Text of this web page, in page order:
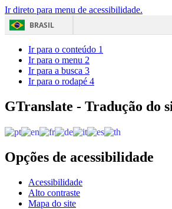
Ir direto para menu de acessibilidade.
BRASIL
Ir para o conteúdo 1
Ir para o menu 2
Ir para a busca 3
Ir para o rodapé 4
GTranslate - Tradução do
Opções de acessibilidade
Acessibilidade
Alto contraste
Mapa do site